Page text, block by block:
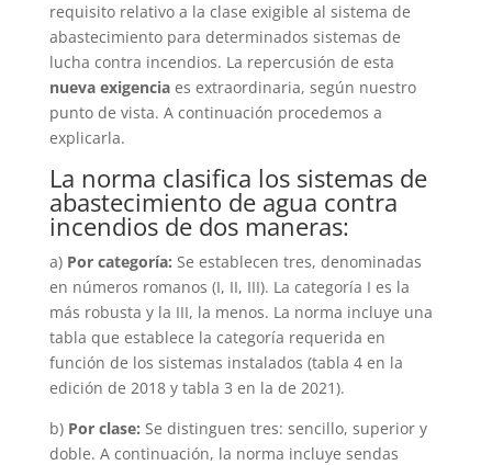
requisito relativo a la clase exigible al sistema de
abastecimiento para determinados sistemas de
lucha contra incendios. La repercusión de esta
nueva exigenciaes extraordinaria, según nuestro
punto de vista. A continuación procedemos a
explicarla.
La norma clasifica los sistemas de
abastecimiento de agua contra
incendios de dos maneras:
a)Por categoría: Se establecen tres, denominadas
en números romanos (I, II, III). La categoría I es la
más robusta y la III, la menos. La norma incluye una
tabla que establece la categoría requerida en
función de los sistemas instalados (tabla 4 en la
edición de 2018 y tabla 3 en la de 2021).
b)Por clase: Se distinguen tres: sencillo, superior y
doble. A continuación, la norma incluye sendas
Necesaria
cookies no
son
opcionales.
necesarios
para que el
sitio web